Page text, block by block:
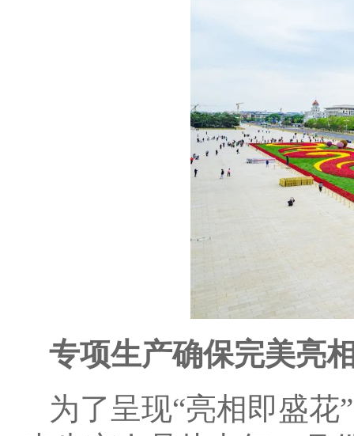
专项生产确保完美亮
为了呈现“亮相即盛